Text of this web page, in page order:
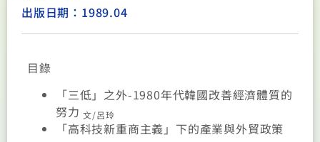
出版日期：1989.04
目錄
「三低」之外-1980年代韓國改善經濟體質的
努力文/呂玲
「高科技新重商主義」下的產業與外貿政策